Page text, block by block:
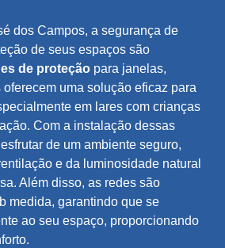
dos Campos, a segurança de
de seus espaços são
de proteção para janelas,
uma solução eficaz para
em lares com crianças
Com a instalação dessas
de um ambiente seguro,
e da luminosidade natural
Além disso, as redes são
medida, garantindo que se
ao seu espaço, proporcionando